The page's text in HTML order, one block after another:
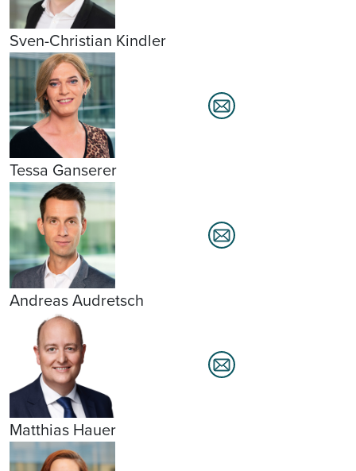
Sven-Christian Kindler
Tessa Ganserer
Andreas Audretsch
Matthias Hauer